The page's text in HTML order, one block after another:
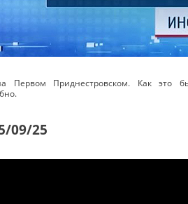
Первом Приднестровском. Как это
09/25